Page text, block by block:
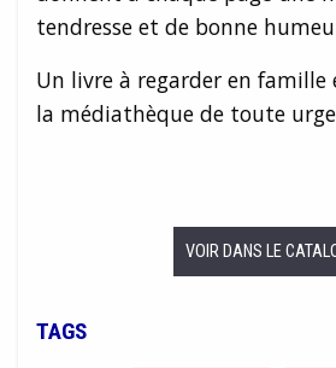
tendresse et de bonne
Un livre à regarder en
la médiathèque de toute
VOIR DANS LE
TAGS